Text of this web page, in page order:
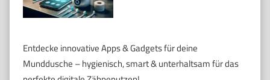
Entdecke innovative Apps & Gadgets für deine
Munddusche – hygienisch, smart & unterhaltsam für das